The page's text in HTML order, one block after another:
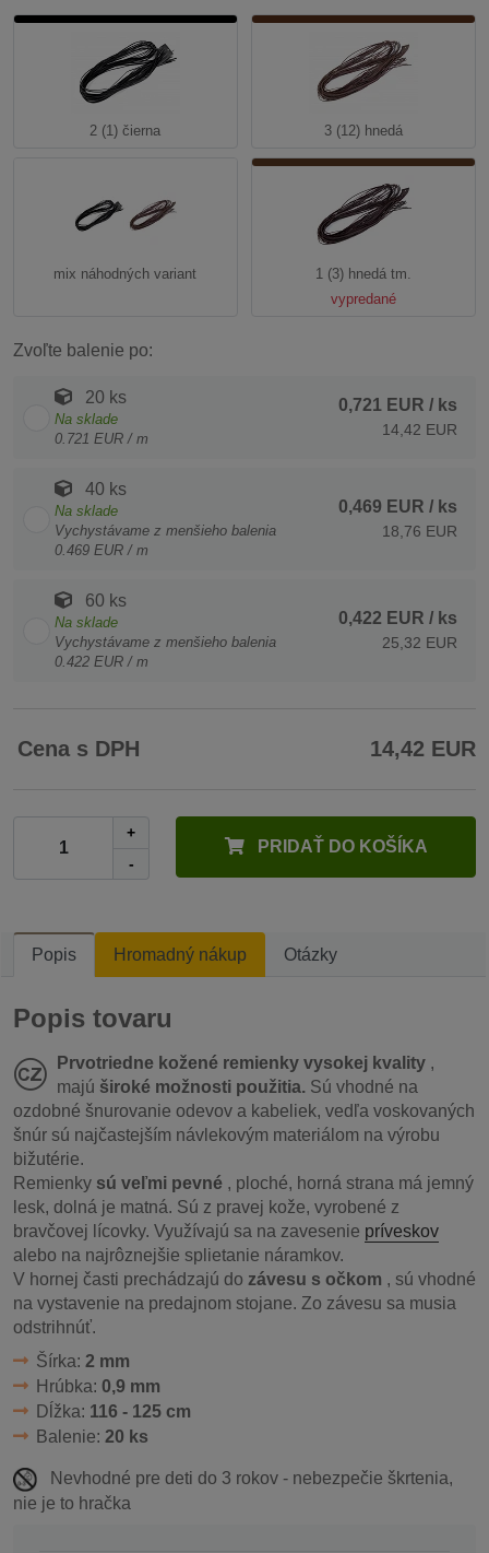
2 (1) čierna 3 (12) hnedá
mix náhodných variant
1 (3) hnedá tm.
vypredané
Zvoľte balenie po:
20 ks
Na sklade
0.721 EUR / m
0,721 EUR / ks
14,42 EUR
40 ks
Na sklade
Vychystávame z menšieho balenia
0.469 EUR / m
0,469 EUR / ks
18,76 EUR
60 ks
Na sklade
Vychystávame z menšieho balenia
0.422 EUR / m
0,422 EUR / ks
25,32 EUR
Cena s DPH 14,42 EUR
+
-
PRIDAŤ DO KOŠÍKA
Popis Hromadný nákup Otázky
Popis tovaru
Prvotriedne kožené remienky vysokej kvality ,
majú široké možnosti použitia. Sú vhodné na
ozdobné šnurovanie odevov a kabeliek, vedľa voskovaných
šnúr sú najčastejším návlekovým materiálom na výrobu
bižutérie.
Remienky sú veľmi pevné , ploché, horná strana má jemný
lesk, dolná je matná. Sú z pravej kože, vyrobené z
bravčovej lícovky. Využívajú sa na zavesenie príveskov
alebo na najrôznejšie splietanie náramkov.
V hornej časti prechádzajú do závesu s očkom , sú vhodné
na vystavenie na predajnom stojane. Zo závesu sa musia
odstrihnúť.
Šírka: 2 mm
Hrúbka: 0,9 mm
Dĺžka: 116 - 125 cm
Balenie: 20 ks
Nevhodné pre deti do 3 rokov - nebezpečie škrtenia,
nie je to hračka